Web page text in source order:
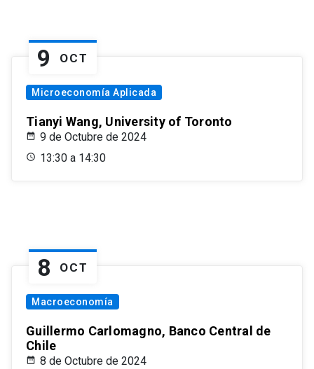
9 OCT
Microeconomía Aplicada
Tianyi Wang, University of Toronto
9 de Octubre de 2024
13:30 a 14:30
8 OCT
Macroeconomía
Guillermo Carlomagno, Banco Central de
Chile
8 de Octubre de 2024